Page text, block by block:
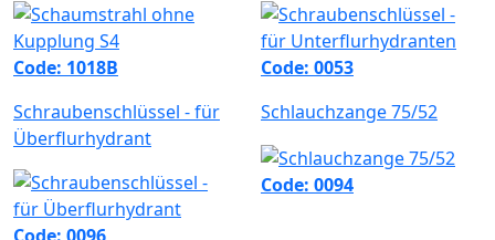
Code: 1018B
Code: 0053
Schraubenschlüssel - für
Überflurhydrant
Schlauchzange 75/52
Code: 0094